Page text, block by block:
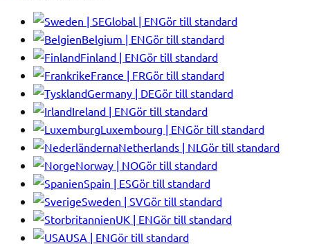
Global | ENGör till standard
Belgium | ENGör till standard
Finland | ENGör till standard
France | FRGör till standard
Germany | DEGör till standard
Ireland | ENGör till standard
Luxembourg | ENGör till standard
Netherlands | NL Gör till standard
Norway | NOGör till standard
Spain | ESGör till standard
Sweden | SVGör till standard
UK | ENGör till standard
USA | ENGör till standard